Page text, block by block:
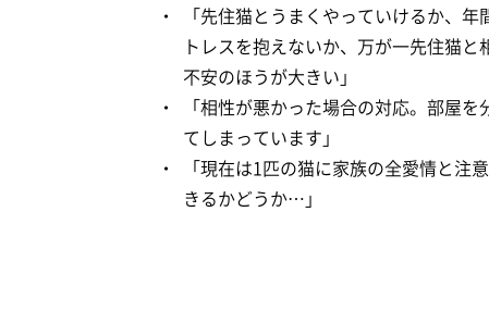
「先住猫とうまくやっていけるか、
トレスを抱えないか、万が一先住猫と
不安のほうが大きい」
「相性が悪かった場合の対応。部屋
てしまっています」
「現在は1匹の猫に家族の全愛情と
きるかどうか…」